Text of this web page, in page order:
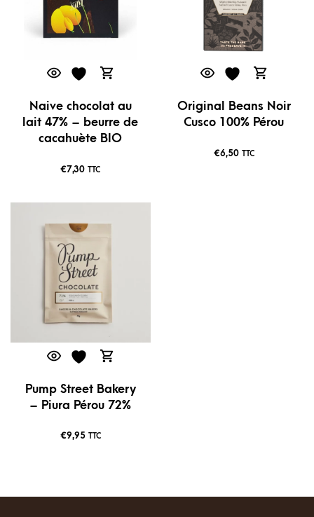
Naive chocolat au
lait 47% – beurre de
cacahuète BIO
€7,30 TTC
Original Beans Noir
Cusco 100% Pérou
€6,50 TTC
Pump Street Bakery
– Piura Pérou 72%
€9,95 TTC